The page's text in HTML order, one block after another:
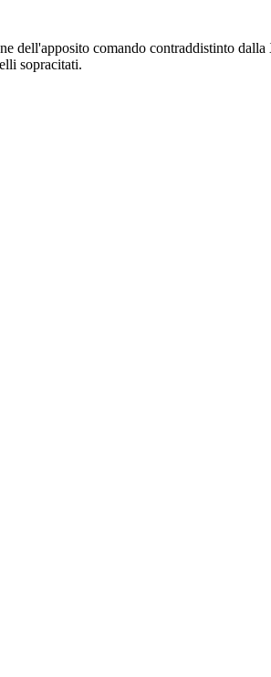
dell'apposito comando contraddistinto
sopracitati.